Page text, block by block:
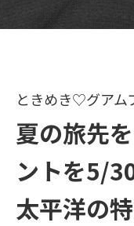
ときめき♡グアム
夏の旅先
ントを5/
太平洋の